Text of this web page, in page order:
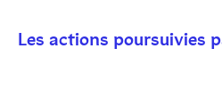
Les actions poursuivies